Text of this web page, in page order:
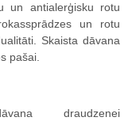
un antialerģisku rotu
un rotu
Skaista dāvana
pašai.
draudzenei